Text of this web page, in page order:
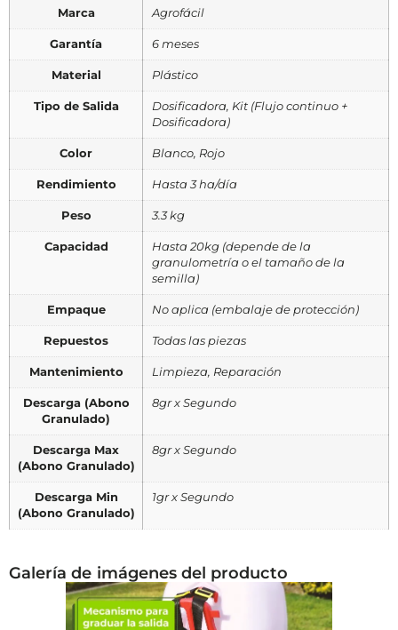
Marca Agrofácil
Garantía 6 meses
Material Plástico
Tipo de Salida
Dosificadora, Kit (Flujo continuo +
Dosificadora)
Color Blanco, Rojo
Rendimiento Hasta 3 ha/día
Peso 3.3 kg
Capacidad
Hasta 20kg (depende de la
granulometría o el tamaño de la
semilla)
Empaque No aplica (embalaje de protección)
Repuestos Todas las piezas
Mantenimiento Limpieza, Reparación
Descarga (Abono
Granulado)
8gr x Segundo
Descarga Max
(Abono Granulado)
8gr x Segundo
Descarga Min
(Abono Granulado)
1gr x Segundo
Galería de imágenes del producto